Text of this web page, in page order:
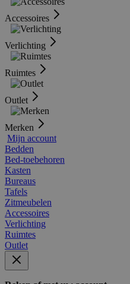
Accessoires
Verlichting
Ruimtes
Outlet
Merken
Mijn account
Bedden
Bed-toebehoren
Kasten
Bureaus
Tafels
Zitmeubelen
Accessoires
Verlichting
Ruimtes
Outlet